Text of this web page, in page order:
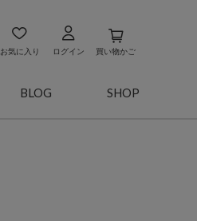
お気に入り ログイン 買い物かご
BLOG SHOP